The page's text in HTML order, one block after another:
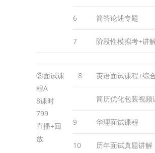
6 简答论述专题
7 阶段性模拟考+讲
③面试课
程A
8课时
799
直播+回
放
8 英语面试课程+综
简历优化包装视频
9 华理面试课程
10 历年面试真题讲解